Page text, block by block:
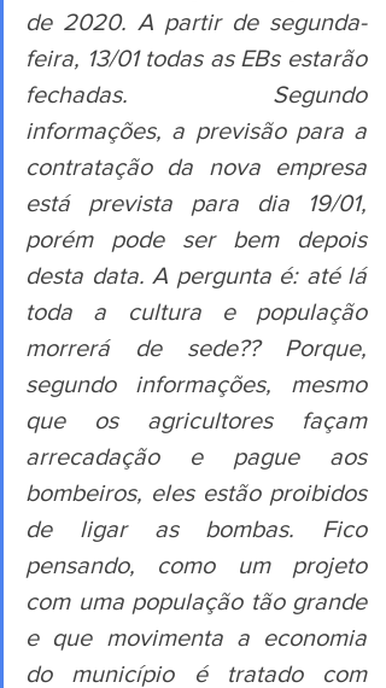
de 2020. A partir de segunda-
feira, 13/01 todas as EBs estarão
fechadas. Segundo
informações, a previsão para a
contratação da nova empresa
está prevista para dia 19/01,
porém pode ser bem depois
desta data. A pergunta é: até lá
toda a cultura e população
morrerá de sede?? Porque,
segundo informações, mesmo
que os agricultores façam
arrecadação e pague aos
bombeiros, eles estão proibidos
de ligar as bombas. Fico
pensando, como um projeto
com uma população tão grande
e que movimenta a economia
do município é tratado com